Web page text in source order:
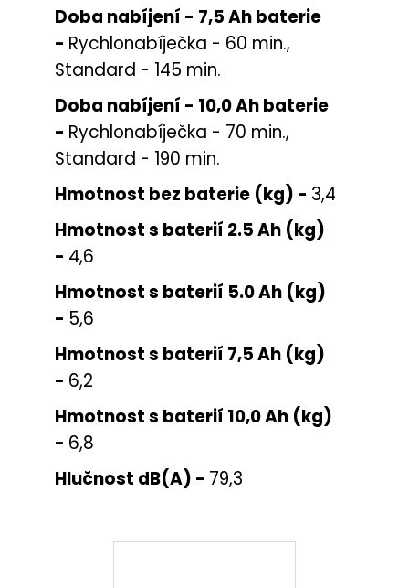
Doba nabíjení - 7,5 Ah baterie
- Rychlonabíječka - 60 min.,
Standard - 145 min.
Doba nabíjení - 10,0 Ah baterie
- Rychlonabíječka - 70 min.,
Standard - 190 min.
Hmotnost bez baterie (kg) - 3,4
Hmotnost s baterií 2.5 Ah (kg)
- 4,6
Hmotnost s baterií 5.0 Ah (kg)
- 5,6
Hmotnost s baterií 7,5 Ah (kg)
- 6,2
Hmotnost s baterií 10,0 Ah (kg)
- 6,8
Hlučnost dB(A) - 79,3